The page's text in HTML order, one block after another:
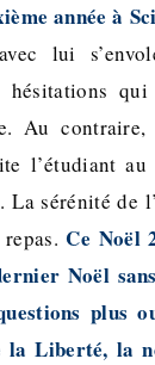
année à
lui
hésitations
Au
l’étudiant
sérénité de
repas.Ce Noël
Noël
plus
la Liberté, la